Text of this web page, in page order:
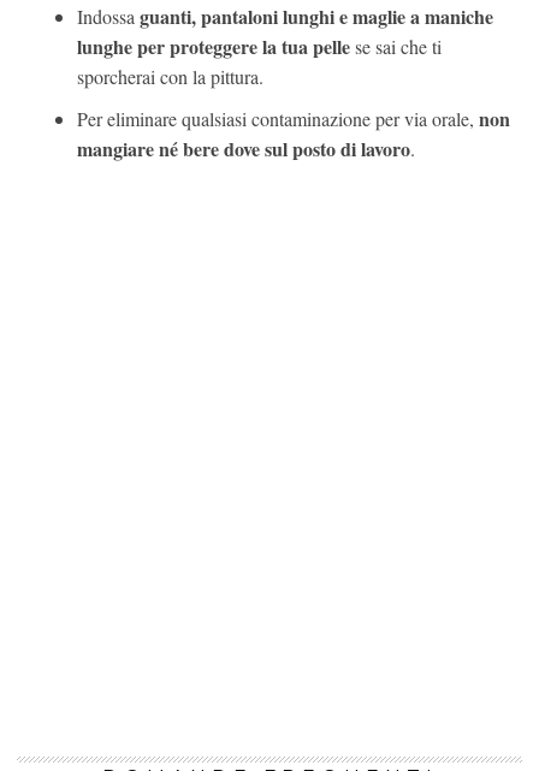
Indossa guanti, pantaloni lunghi e maglie a maniche
lunghe per proteggere la tua pellese sai che ti
sporcherai con la pittura.
Per eliminare qualsiasi contaminazione per via orale, non
mangiare né bere dove sul posto di lavoro.